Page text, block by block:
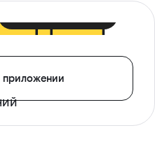
приложении